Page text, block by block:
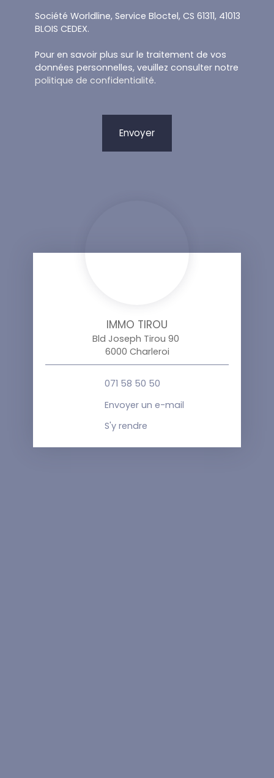
Société Worldline, Service Bloctel, CS 61311, 41013
BLOIS CEDEX.
Pour en savoir plus sur le traitement de vos
données personnelles, veuillez consulter notre
politique de confidentialité.
Envoyer
IMMO TIROU
Bld Joseph Tirou 90
6000 Charleroi
071 58 50 50
Envoyer un e-mail
S'y rendre